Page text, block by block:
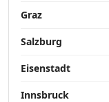
Graz
Salzburg
Eisenstadt
Innsbruck